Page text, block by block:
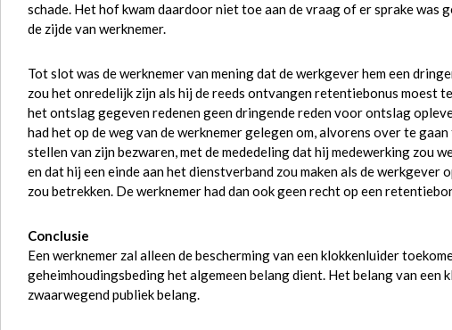
schade. Het hof kwam daardoor niet toe aan de vraag of er sprake was
de zijde van werknemer.
Tot slot was de werknemer van mening dat de werkgever hem een
zou het onredelijk zijn als hij de reeds ontvangen retentiebonus moest
het ontslag gegeven redenen geen dringende reden voor ontslag
had het op de weg van de werknemer gelegen om, alvorens over te
stellen van zijn bezwaren, met de mededeling dat hij medewerking zou
en dat hij een einde aan het dienstverband zou maken als de werkgever
zou betrekken. De werknemer had dan ook geen recht op een
Conclusie
Een werknemer zal alleen de bescherming van een klokkenluider
geheimhoudingsbeding het algemeen belang dient. Het belang van een
zwaarwegend publiek belang.